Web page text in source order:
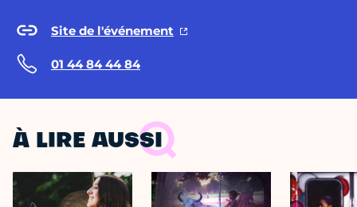
Site de l'événement
01 44 84 44 84
À LIRE AUSSI